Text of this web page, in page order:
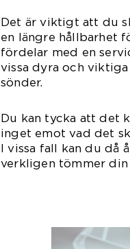
Det är viktigt att du
en längre hållbarhet
fördelar med en
vissa dyra och
Du kan tycka att det
inget emot vad det
I vissa fall kan du då
verkligen tömmer